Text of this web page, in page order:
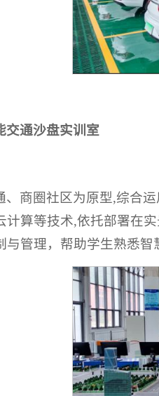
交通沙盘实训室
、商圈社区为原型,综合
计算等技术,依托部署在
与管理，帮助学生熟悉